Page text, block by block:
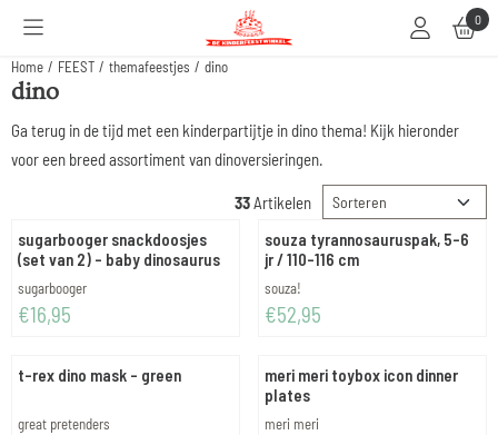
Cookievoorkeuren zijn beschikbaar. Kies instellingen of sta alle cookies toe.0
Home / FEEST / themafeestjes / dino
dino
Ga terug in de tijd met een kinderpartijtje in dino thema! Kijk hieronder
voor een breed assortiment van dinoversieringen.
33 Artikelen Sorteermethode
sugarbooger snackdoosjes
(set van 2) - baby dinosaurus
Merk:
sugarbooger
Prijs: 16,95
€16,95
souza tyrannosauruspak, 5-6
jr / 110-116 cm
Merk:
souza!
Prijs: 52,95
€52,95
t-rex dino mask - green
Merk:
great pretenders
meri meri toybox icon dinner
plates
Merk:
meri meri